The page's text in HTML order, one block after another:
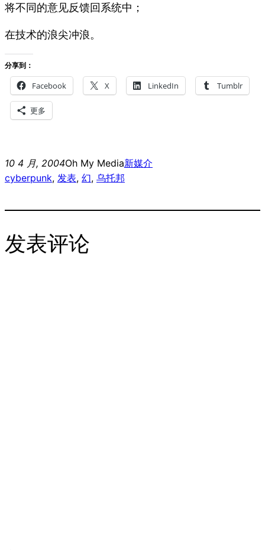
将不同的意见反馈回系统中；
在技术的浪尖冲浪。
分享到：
Facebook X LinkedIn Tumblr
更多
10 4 月, 2004Oh My Media新媒介
cyberpunk, 发表, 幻, 乌托邦
发表评论